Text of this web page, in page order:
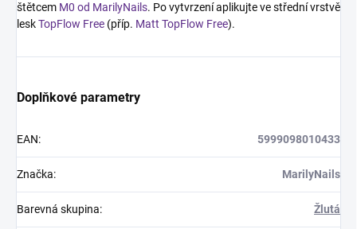
štětcem M0 od MarilyNails. Po vytvrzení aplikujte ve střední vrstvě
leskTopFlow Free (příp. Matt TopFlow Free).
Doplňkové parametry
EAN: 5999098010433
Značka: MarilyNails
Barevná skupina: Žlutá